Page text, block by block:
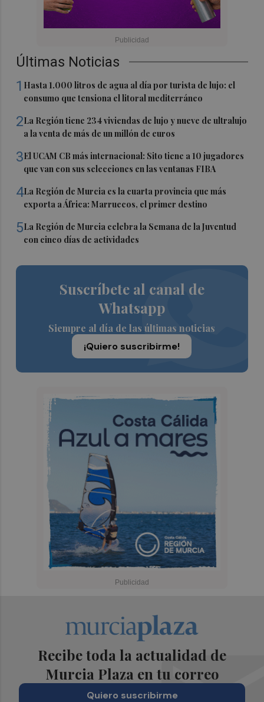
Últimas Noticias
1 Hasta 1.000 litros de agua al día por turista de lujo: el
consumo que tensiona el litoral mediterráneo
2La Región tiene 234 viviendas de lujo y nueve de ultralujo
a la venta de más de un millón de euros
3El UCAM CB más internacional: Sito tiene a 10 jugadores
que van con sus selecciones en las ventanas FIBA
4La Región de Murcia es la cuarta provincia que más
exporta a África: Marruecos, el primer destino
5La Región de Murcia celebra la Semana de la Juventud
con cinco días de actividades
Suscríbete al canal de
Whatsapp
Siempre al día de las últimas noticias
¡Quiero suscribirme!
Recibe toda la actualidad de
Murcia Plaza en tu correo
Quiero suscribirme